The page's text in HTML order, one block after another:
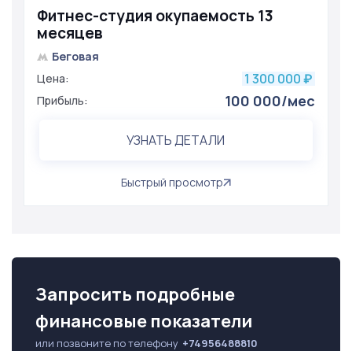
Фитнес-студия окупаемость 13
месяцев
Беговая
Цена:
1 300 000 ₽
Прибыль: 100 000/мес
УЗНАТЬ ДЕТАЛИ
Быстрый просмотр
Запросить подробные
финансовые показатели
или позвоните по телефону +74956488810